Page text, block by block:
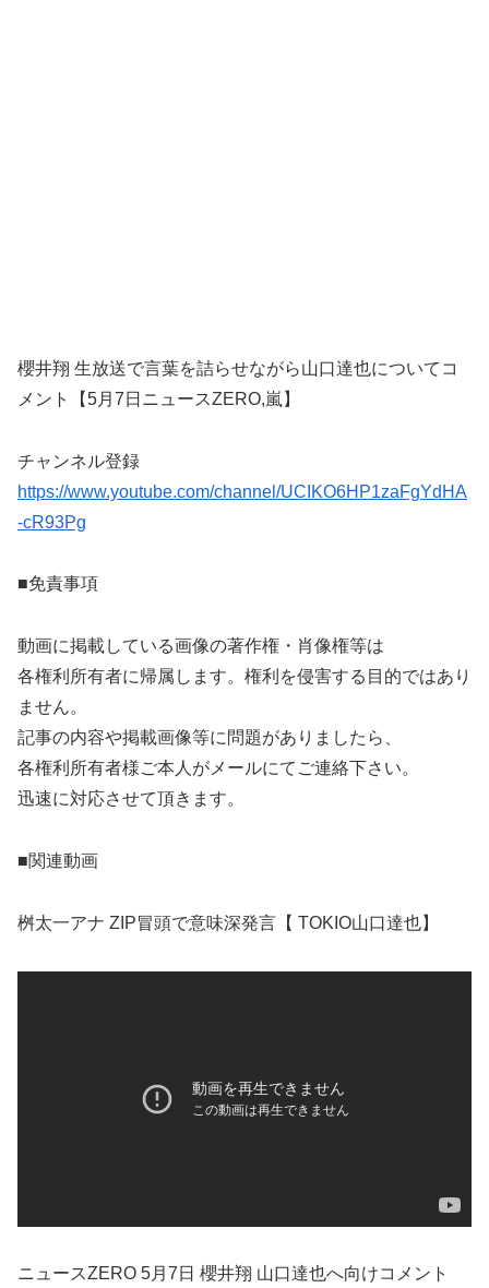
櫻井翔 生放送で言葉を詰らせながら山口達也についてコ
メント【5月7日ニュースZERO,嵐】
チャンネル登録
https://www.youtube.com/channel/UCIKO6HP1zaFgYdHA
-cR93Pg
■免責事項
動画に掲載している画像の著作権・肖像権等は
各権利所有者に帰属します。権利を侵害する目的ではあり
ません。
記事の内容や掲載画像等に問題がありましたら、
各権利所有者様ご本人がメールにてご連絡下さい。
迅速に対応させて頂きます。
■関連動画
桝太一アナ ZIP冒頭で意味深発言【 TOKIO山口達也】
ニュースZERO 5月7日 櫻井翔 山口達也へ向けコメント